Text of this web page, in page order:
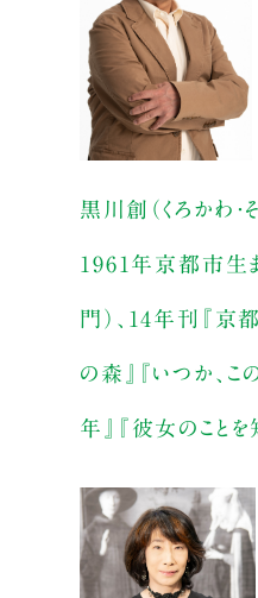
黒川創（くろかわ・そ
1961年京都市生
門）、14年刊『京
の森』『いつか、
年』『彼女のことを